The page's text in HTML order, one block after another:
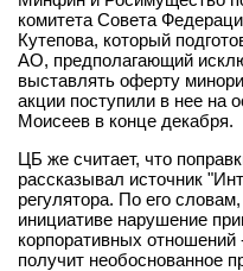
комитета Совета
Кутепова, который
АО, предполагающий
выставлять оферту
акции поступили в нее на
Моисеев в конце декабря.
ЦБ же считает, что
рассказывал источник
регулятора. По его
инициативе нарушение
корпоративных отношений
получит необоснованное